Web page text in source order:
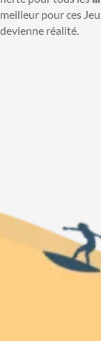
meilleur pour ces
devienne réalité.